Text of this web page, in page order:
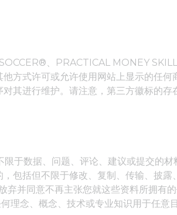
、PRACTICAL MONEY
方式许可或允许使用网站上显示的任何
其进行维护。请注意，第三方徽标的存
于数据、问题、评论、建议或提交的材
包括但不限于修改、复制、传输、披露
并同意不再主张您就这些资料所拥有
理念、概念、技术或专业知识用于任意